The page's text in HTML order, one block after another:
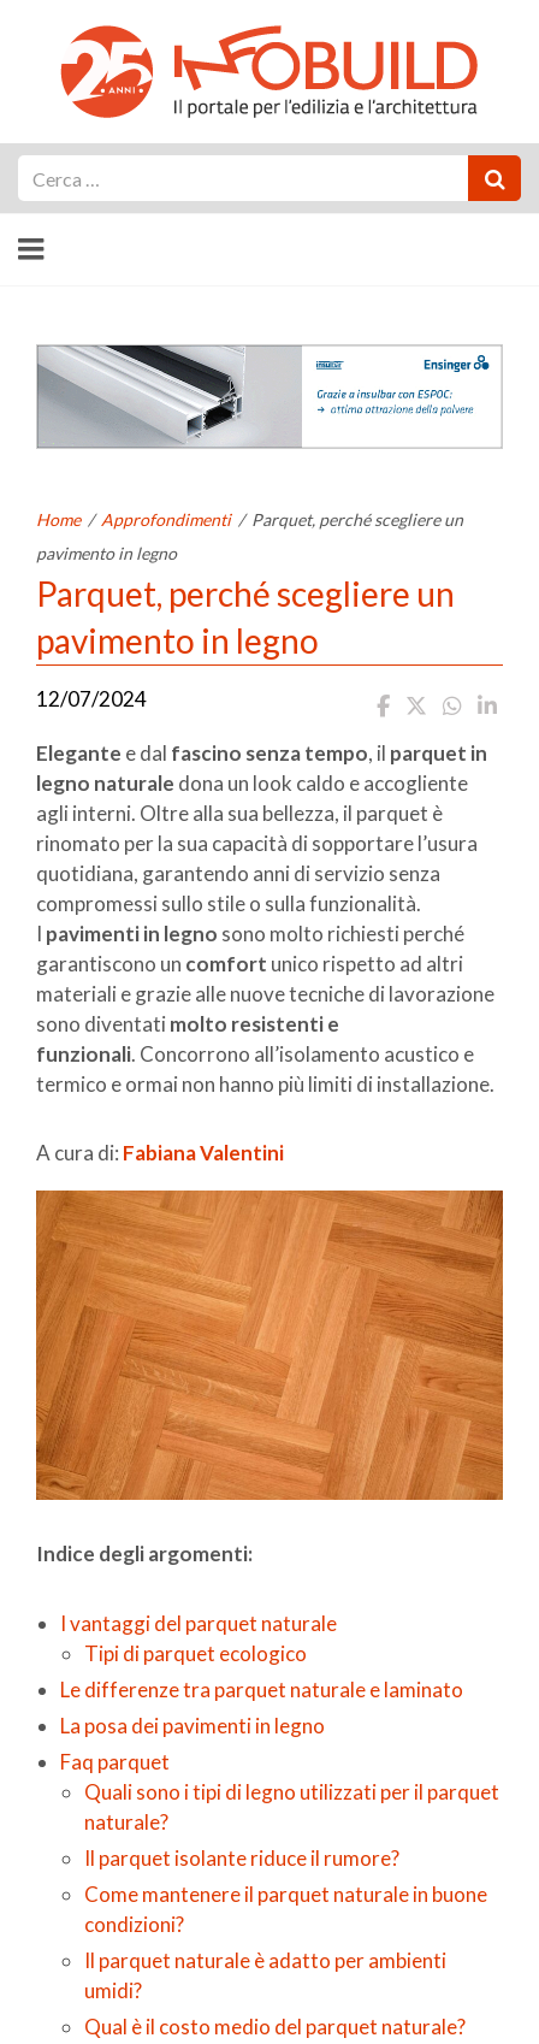
Home / Approfondimenti / Parquet, perché scegliere un
pavimento in legno
Parquet, perché scegliere un
pavimento in legno
12/07/2024
Elegante e dal fascino senza tempo, il parquet in
legno naturale dona un look caldo e accogliente
agli interni. Oltre alla sua bellezza, il parquet è
rinomato per la sua capacità di sopportare l’usura
quotidiana, garantendo anni di servizio senza
compromessi sullo stile o sulla funzionalità.
I pavimenti in legno sono molto richiesti perché
garantiscono un comfort unico rispetto ad altri
materiali e grazie alle nuove tecniche di lavorazione
sono diventati molto resistenti e
funzionali. Concorrono all’isolamento acustico e
termico e ormai non hanno più limiti di installazione.
A cura di: Fabiana Valentini
Indice degli argomenti:
I vantaggi del parquet naturale
Tipi di parquet ecologico
Le differenze tra parquet naturale e laminato
La posa dei pavimenti in legno
Faq parquet
Quali sono i tipi di legno utilizzati per il parquet
naturale?
Il parquet isolante riduce il rumore?
Come mantenere il parquet naturale in buone
condizioni?
Il parquet naturale è adatto per ambienti
umidi?
Qual è il costo medio del parquet naturale?